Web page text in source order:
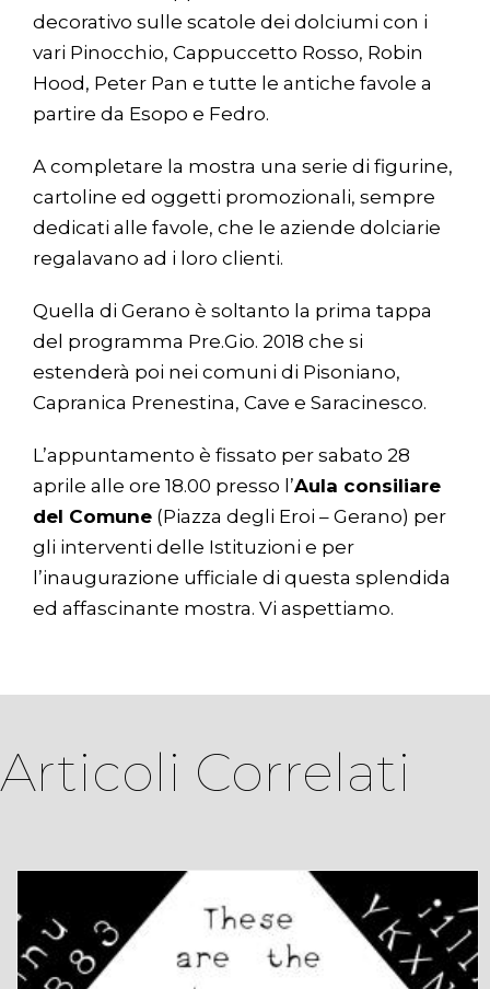
decorativo sulle scatole dei dolciumi con i
vari Pinocchio, Cappuccetto Rosso, Robin
Hood, Peter Pan e tutte le antiche favole a
partire da Esopo e Fedro.
A completare la mostra una serie di figurine,
cartoline ed oggetti promozionali, sempre
dedicati alle favole, che le aziende dolciarie
regalavano ad i loro clienti.
Quella di Gerano è soltanto la prima tappa
del programma Pre.Gio. 2018 che si
estenderà poi nei comuni di Pisoniano,
Capranica Prenestina, Cave e Saracinesco.
L’appuntamento è fissato per sabato 28
aprile alle ore 18.00 presso l’Aula consiliare
del Comune (Piazza degli Eroi – Gerano) per
gli interventi delle Istituzioni e per
l’inaugurazione ufficiale di questa splendida
ed affascinante mostra. Vi aspettiamo.
Articoli Correlati